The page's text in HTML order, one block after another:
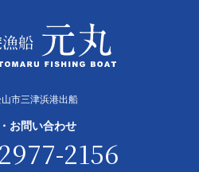
市三津浜港出船
お問い合わせ
2156